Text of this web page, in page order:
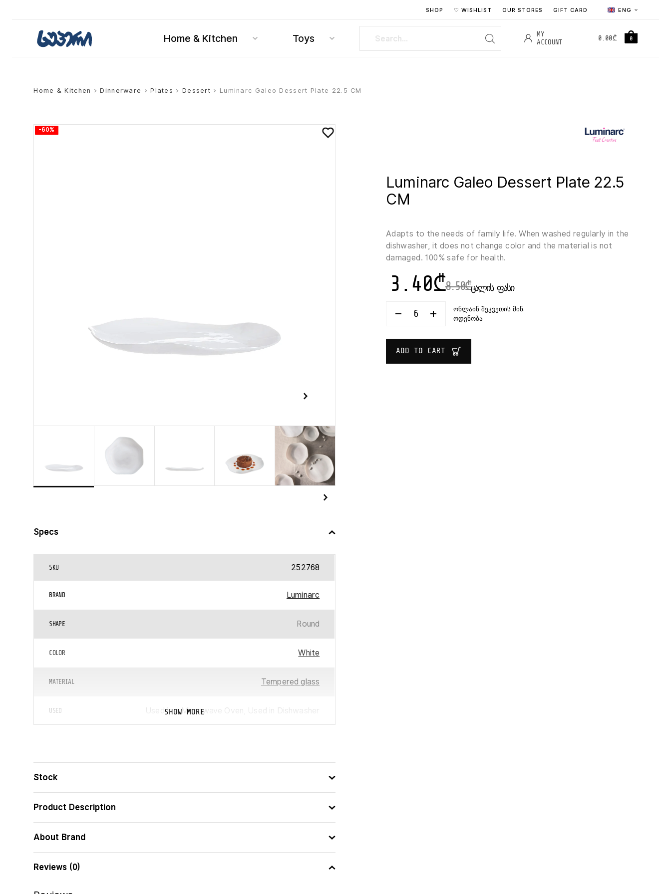
ENG
SHOP ♡ WISHLIST OUR STORES GIFT CARD
Home & Kitchen Toys
MY
ACCOUNT
0.00₾ 0
Home & Kitchen >Dinnerware >Plates > Dessert > Luminarc Galeo Dessert Plate 22.5 CM
-60%
Luminarc Galeo Dessert Plate 22.5
CM
Adapts to the needs of family life. When washed regularly in the
dishwasher, it does not change color and the material is not
damaged. 100% safe for health.
8.50₾
3.40₾ ᲪᲐᲚᲘᲡ ᲤᲐᲡᲘ
LUMINARC
PLATE
CM
ონლაინ შეკვეთის მინ.
ოდენობა
ADD TO CART
Specs
SKU 252768
BRAND Luminarc
SHAPE Round
COLOR White
MATERIAL Tempered glass
USED Used in a Microwave Oven, Used in Dishwasher
SHOW MORE
Stock
Product Description
About Brand
Reviews (0)